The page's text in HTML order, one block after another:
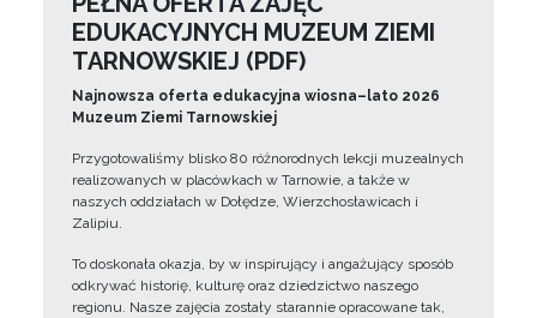
EDUKACYJNYCH MUZEUM ZIEMI
TARNOWSKIEJ (PDF)
Najnowsza oferta edukacyjna wiosna–lato 2026
Muzeum Ziemi Tarnowskiej
Przygotowaliśmy blisko 80 różnorodnych lekcji muzealnych
realizowanych w placówkach w Tarnowie, a także w
naszych oddziałach w Dołędze, Wierzchosławicach i
Zalipiu.
To doskonała okazja, by w inspirujący i angażujący sposób
odkrywać historię, kulturę oraz dziedzictwo naszego
regionu. Nasze zajęcia zostały starannie opracowane tak,